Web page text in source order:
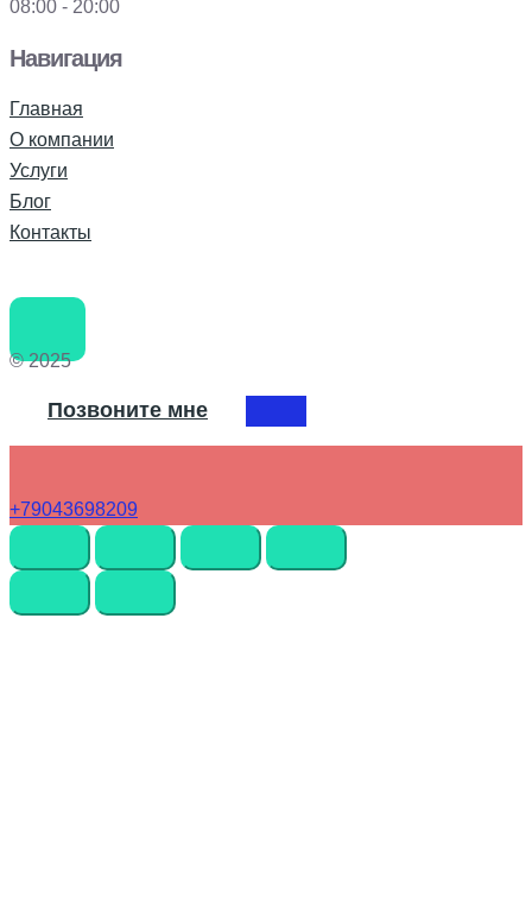
08:00 - 20:00
Навигация
Главная
О компании
Услуги
Блог
Контакты
© 2025
Позвоните мне
+79043698209